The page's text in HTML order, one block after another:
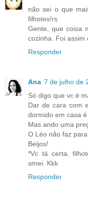
não sei o que
filhotes!rs
Gente, que coisa
cozinha. Foi assim
Responder
Ana 7 de julho de
Só digo que vc é
Dar de cara com
dormido em casa
Mas ando uma
O Léo não faz
Beijos!
*Vc tá certa,
amei. Kkk
Responder